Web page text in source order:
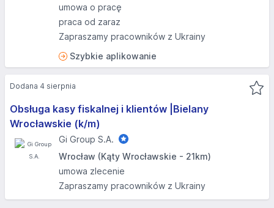
umowa o pracę
praca od zaraz
Zapraszamy pracowników z Ukrainy
Szybkie aplikowanie
Obsługa kasy fiskalnej i klientów |Bielany
Wrocławskie (k/m)
Gi Group S.A.
Wrocław (Kąty Wrocławskie - 21km)
umowa zlecenie
Zapraszamy pracowników z Ukrainy
Dodana 4 sierpnia